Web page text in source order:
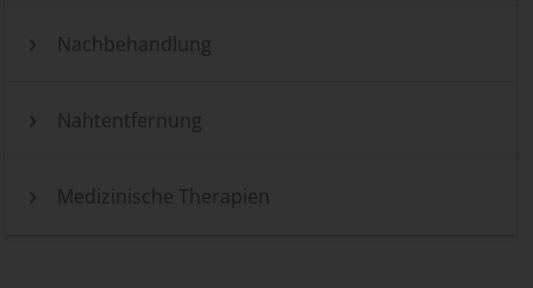
Nachbehandlung
Nahtentfernung
Medizinische Therapien